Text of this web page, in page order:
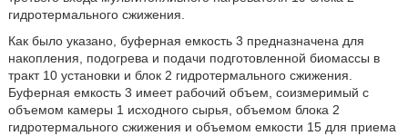
гидротермального сжижения.
Как было указано, буферная емкость 3 предназначена для
накопления, подогрева и подачи подготовленной биомассы в
тракт 10 установки и блок 2 гидротермального сжижения.
Буферная емкость 3 имеет рабочий объем, соизмеримый с
объемом камеры 1 исходного сырья, объемом блока 2
гидротермального сжижения и объемом емкости 15 для приема